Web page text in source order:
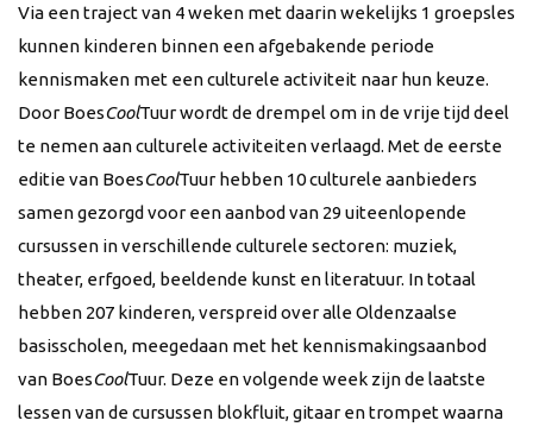
Via een traject van 4 weken met daarin wekelijks 1 groepsles
kunnen kinderen binnen een afgebakende periode
kennismaken met een culturele activiteit naar hun keuze.
Door BoesCoolTuur wordt de drempel om in de vrije tijd deel
te nemen aan culturele activiteiten verlaagd. Met de eerste
editie van BoesCoolTuur hebben 10 culturele aanbieders
samen gezorgd voor een aanbod van 29 uiteenlopende
cursussen in verschillende culturele sectoren: muziek,
theater, erfgoed, beeldende kunst en literatuur. In totaal
hebben 207 kinderen, verspreid over alle Oldenzaalse
basisscholen, meegedaan met het kennismakingsaanbod
van BoesCoolTuur. Deze en volgende week zijn de laatste
lessen van de cursussen blokfluit, gitaar en trompet waarna